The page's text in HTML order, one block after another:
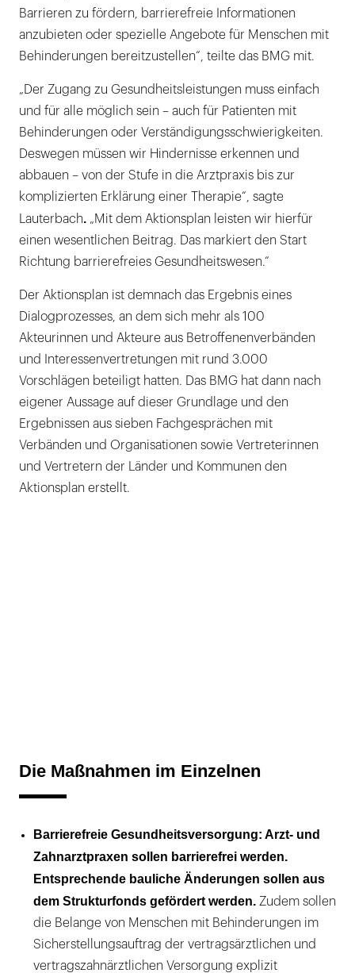
Barrieren zu fördern, barrierefreie Informationen
anzubieten oder spezielle Angebote für Menschen mit
Behinderungen bereitzustellen“, teilte das BMG mit.
„Der Zugang zu Gesundheitsleistungen muss einfach
und für alle möglich sein – auch für Patienten mit
Behinderungen oder Verständigungsschwierigkeiten.
Deswegen müssen wir Hindernisse erkennen und
abbauen – von der Stufe in die Arztpraxis bis zur
komplizierten Erklärung einer Therapie“, sagte
Lauterbach. „Mit dem Aktionsplan leisten wir hierfür
einen wesentlichen Beitrag. Das markiert den Start
Richtung barrierefreies Gesundheitswesen.“
Der Aktionsplan ist demnach das Ergebnis eines
Dialogprozesses, an dem sich mehr als 100
Akteurinnen und Akteure aus Betroffenenverbänden
und Interessenvertretungen mit rund 3.000
Vorschlägen beteiligt hatten. Das BMG hat dann nach
eigener Aussage auf dieser Grundlage und den
Ergebnissen aus sieben Fachgesprächen mit
Verbänden und Organisationen sowie Vertreterinnen
und Vertretern der Länder und Kommunen den
Aktionsplan erstellt.
Die Maßnahmen im Einzelnen
Barrierefreie Gesundheitsversorgung: Arzt- und
Zahnarztpraxen sollen barrierefrei werden.
Entsprechende bauliche Änderungen sollen aus
dem Strukturfonds gefördert werden. Zudem sollen
die Belange von Menschen mit Behinderungen im
Sicherstellungsauftrag der vertragsärztlichen und
vertragszahnärztlichen Versorgung explizit